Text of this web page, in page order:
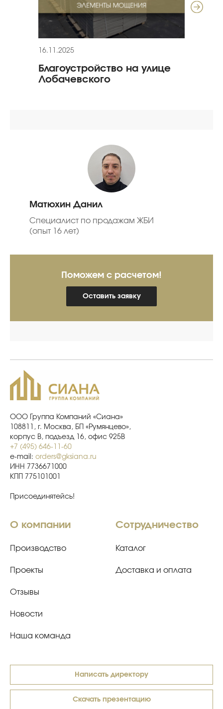
16.11.2025
Благоустройство на улице
Лобачевского
Матюхин Данил
Специалист по продажам ЖБИ
(опыт 16 лет)
Поможем с расчетом!
Оставить заявку
ООО Группа Компаний «Сиана»
108811, г. Москва, БП «Румянцево»,
корпус В, подъезд 16, офис 925В
+7 (495) 646-11-60
e-mail: orders@gksiana.ru
ИНН 7736671000
КПП 775101001
Присоединятейсь!
О компании
Производство
Проекты
Отзывы
Новости
Наша команда
Сотрудничество
Каталог
Доставка и оплата
Написать директору
Скачать презентацию